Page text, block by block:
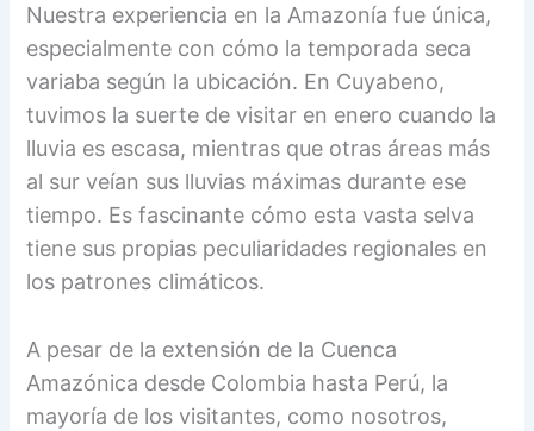
Nuestra experiencia en la Amazonía fue única,
especialmente con cómo la temporada seca
variaba según la ubicación. En Cuyabeno,
tuvimos la suerte de visitar en enero cuando la
lluvia es escasa, mientras que otras áreas más
al sur veían sus lluvias máximas durante ese
tiempo. Es fascinante cómo esta vasta selva
tiene sus propias peculiaridades regionales en
los patrones climáticos.
A pesar de la extensión de la Cuenca
Amazónica desde Colombia hasta Perú, la
mayoría de los visitantes, como nosotros,